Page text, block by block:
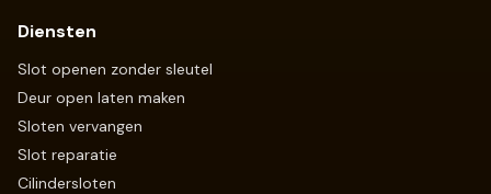
Diensten
Slot openen zonder sleutel
Deur open laten maken
Sloten vervangen
Slot reparatie
Cilindersloten